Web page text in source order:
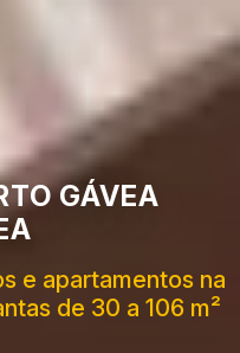
GÁVEA
e apartamentos na
de 30 a 106 m²